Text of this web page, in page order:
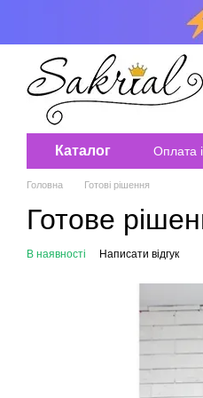
Перейти до основного контенту
Каталог Оплата
Головна Готові рішення
Готове
В наявності Написати відгук